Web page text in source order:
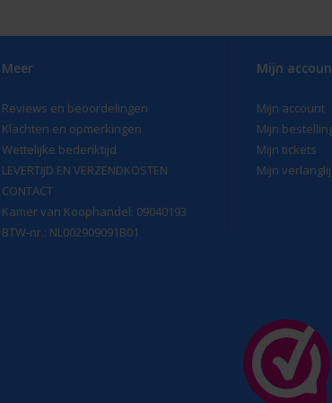
Meer
Reviews en beoordelingen
Klachten en opmerkingen
Wettelijke bedenktijd
LEVERTIJD EN VERZENDKOSTEN
CONTACT
Kamer van Koophandel: 09040193
BTW-nr.: NL002909091B01
Mijn
Mijn account
Mijn
Mijn tickets
Mijn